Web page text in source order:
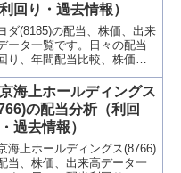
利回り・過去情報）
ダ(8185)の配当、株価、出来
ータ一覧です。日々の配当
り、年間配当比較、株価や
高との関連、高額配当目的
い時チャンスなど、表とグ
でわかりやすく掲載、配当
りランキングも参考に！
海上ホールディングス
の配当分析（利回
過去情報）
海上ホールディングス(8766)
当、株価、出来高データ一